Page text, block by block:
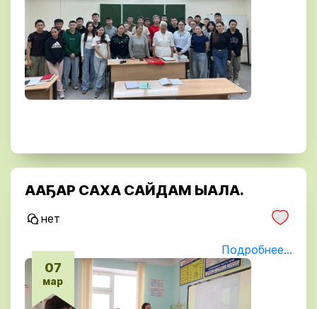
07
мар
ААҔАР САХА САЙДАМ ЫАЛА.
нет
Подробнее...